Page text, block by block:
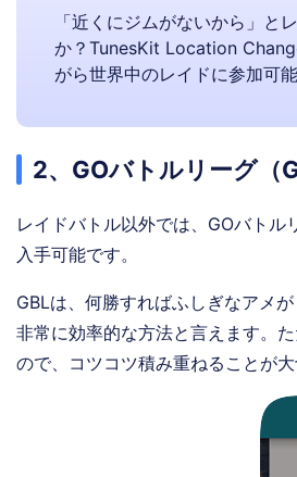
「近くにジムがないから」と
か？TunesKit Location
がら世界中のレイドに参加可能
2、GOバトルリーグ（
レイドバトル以外では、GOバト
入手可能です。
GBLは、何勝すればふしぎなアメ
非常に効率的な方法と言えます。
ので、コツコツ積み重ねることが大